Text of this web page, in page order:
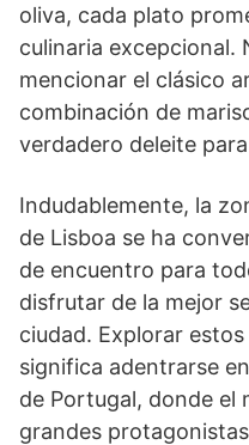
oliva, cada plato
culinaria excepcional.
mencionar el clásico
combinación de
verdadero deleite
Indudablemente, la
de Lisboa se ha
de encuentro para
disfrutar de la mejor
ciudad. Explorar
significa adentrarse
de Portugal, donde el
grandes